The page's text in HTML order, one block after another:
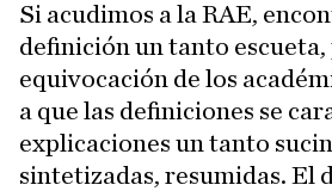
Si acudimos a la RAE,
definición un tanto
equivocación de los
a que las definiciones se
explicaciones un tanto
sintetizadas, resumidas. El